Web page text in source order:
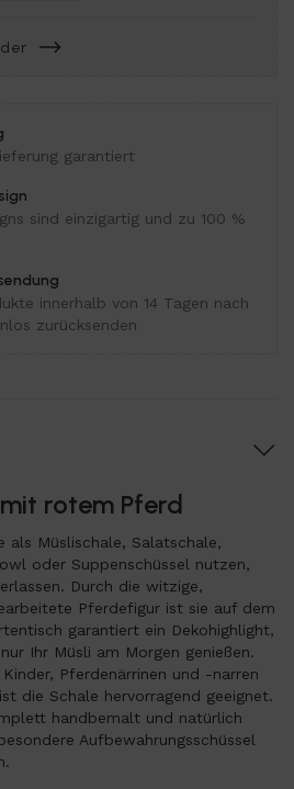
garantiert
sind einzigartig und zu 100 %
innerhalb von 14 Tagen nach
zurücksenden
rotem Pferd
als Müslischale, Salatschale,
oder Suppenschüssel nutzen,
Durch die witzige,
Pferdefigur ist sie auf dem
garantiert ein Dekohighlight,
Ihr Müsli am Morgen genießen.
Pferdenärrinen und -narren
die Schale hervorragend geeignet.
handbemalt und natürlich
Aufbewahrungsschüssel